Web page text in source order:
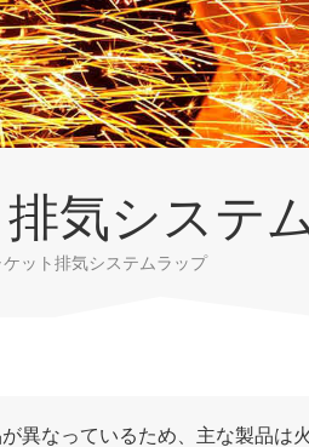
気システ
ット排気システムラップ
異なっているため、主な製品は火